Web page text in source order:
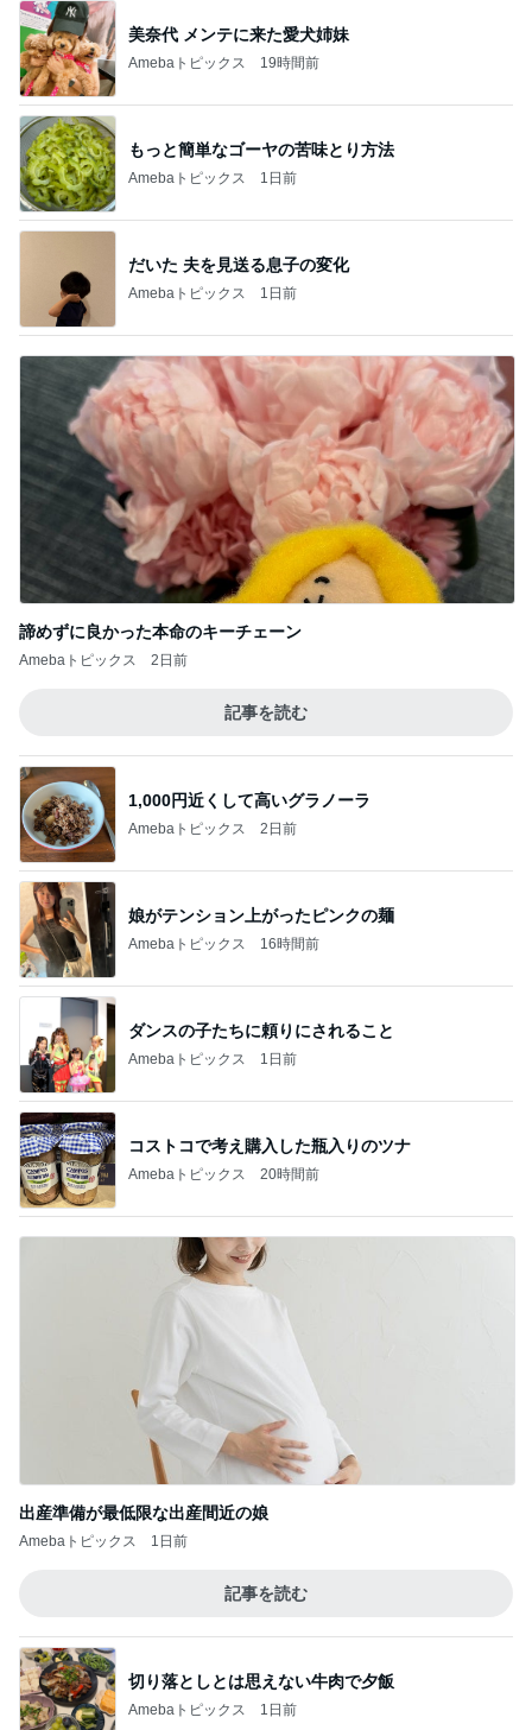
美奈代 メンテに来た愛犬姉妹
Amebaトピックス 19時間前
もっと簡単なゴーヤの苦味とり方法
Amebaトピックス 1日前
だいた 夫を見送る息子の変化
Amebaトピックス 1日前
諦めずに良かった本命のキーチェーン
Amebaトピックス 2日前
記事を読む
1,000円近くして高いグラノーラ
Amebaトピックス 2日前
娘がテンション上がったピンクの麺
Amebaトピックス 16時間前
ダンスの子たちに頼りにされること
Amebaトピックス 1日前
コストコで考え購入した瓶入りのツナ
Amebaトピックス 20時間前
出産準備が最低限な出産間近の娘
Amebaトピックス 1日前
記事を読む
切り落としとは思えない牛肉で夕飯
Amebaトピックス 1日前